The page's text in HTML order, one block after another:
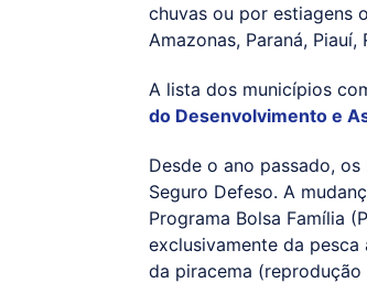
chuvas ou por estiagens
Amazonas, Paraná,
A lista dos municípios
do Desenvolvimento e
Desde o ano passado,
Seguro Defeso. A
Programa Bolsa Família
exclusivamente da
da piracema (reprodução